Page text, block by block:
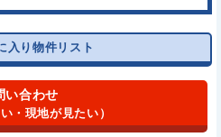
入り物件リスト
い合わせ
・現地が見たい）